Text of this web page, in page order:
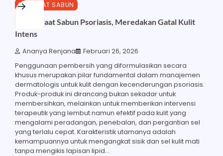
MANFAAT SABUN
28 Manfaat Sabun Psoriasis, Meredakan Gatal Kulit
Intens
Ananya Renjana Februari 26, 2026
Penggunaan pembersih yang diformulasikan secara
khusus merupakan pilar fundamental dalam manajemen
dermatologis untuk kulit dengan kecenderungan psoriasis.
Produk-produk ini dirancang bukan sekadar untuk
membersihkan, melainkan untuk memberikan intervensi
terapeutik yang lembut namun efektif pada kulit yang
mengalami peradangan, penebalan, dan pergantian sel
yang terlalu cepat. Karakteristik utamanya adalah
kemampuannya untuk mengangkat sisik dan sel kulit mati
tanpa mengikis lapisan lipid…